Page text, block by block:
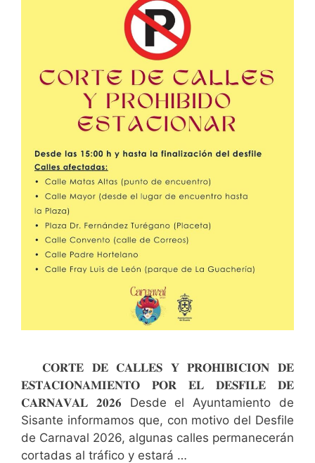
𝐂𝐎𝐑𝐓𝐄 𝐃𝐄 𝐂𝐀𝐋𝐋𝐄𝐒 𝐘 𝐏𝐑𝐎𝐇𝐈𝐁𝐈𝐂𝐈𝐎́𝐍 𝐃𝐄
𝐄𝐒𝐓𝐀𝐂𝐈𝐎𝐍𝐀𝐌𝐈𝐄𝐍𝐓𝐎 𝐏𝐎𝐑 𝐄𝐋 𝐃𝐄𝐒𝐅𝐈𝐋𝐄 𝐃𝐄
𝐂𝐀𝐑𝐍𝐀𝐕𝐀𝐋 𝟐𝟎𝟐𝟔 Desde el Ayuntamiento de
Sisante informamos que, con motivo del Desfile
de Carnaval 2026, algunas calles permanecerán
cortadas al tráfico y estará …